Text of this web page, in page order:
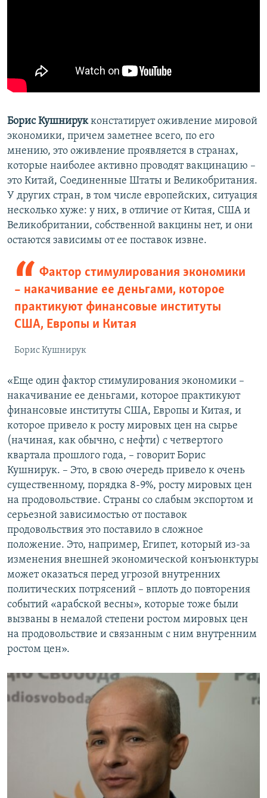
Борис Кушнирукконстатирует оживление мировой
экономики, причем заметнее всего, по его
мнению, это оживление проявляется в странах,
которые наиболее активно проводят вакцинацию –
это Китай, Соединенные Штаты и Великобритания.
У других стран, в том числе европейских, ситуация
несколько хуже: у них, в отличие от Китая, США и
Великобритании, собственной вакцины нет, и они
остаются зависимы от ее поставок извне.
Фактор стимулирования экономики
– накачивание ее деньгами, которое
практикуют финансовые институты
США, Европы и Китая
Борис Кушнирук
«Еще один фактор стимулирования экономики –
накачивание ее деньгами, которое практикуют
финансовые институты США, Европы и Китая, и
которое привело к росту мировых цен на сырье
(начиная, как обычно, с нефти) с четвертого
квартала прошлого года, – говорит Борис
Кушнирук. – Это, в свою очередь привело к очень
существенному, порядка 8-9%, росту мировых цен
на продовольствие. Страны со слабым экспортом и
серьезной зависимостью от поставок
продовольствия это поставило в сложное
положение. Это, например, Египет, который из-за
изменения внешней экономической конъюнктуры
может оказаться перед угрозой внутренних
политических потрясений – вплоть до повторения
событий «арабской весны», которые тоже были
вызваны в немалой степени ростом мировых цен
на продовольствие и связанным с ним внутренним
ростом цен».